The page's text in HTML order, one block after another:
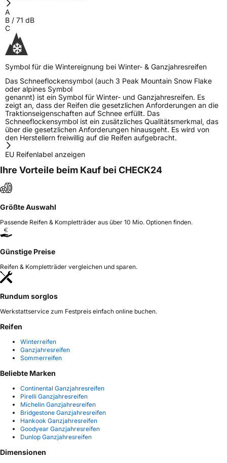
A
B / 71 dB
C
Symbol für die Wintereignung bei Winter- & Ganzjahresreifen
Das Schneeflockensymbol (auch 3 Peak Mountain Snow Flake
oder alpines Symbol
genannt) ist ein Symbol für Winter- und Ganzjahresreifen. Es
zeigt an, dass der Reifen die gesetzlichen Anforderungen an die
Traktionseigenschaften auf Schnee erfüllt. Das
Schneeflockensymbol ist ein zusätzliches Qualitätsmerkmal, das
über die gesetzlichen Anforderungen hinausgeht. Es wird von
den Herstellern freiwillig auf die Reifen aufgebracht.
EU Reifenlabel anzeigen
Ihre Vorteile beim Kauf bei CHECK24
Größte Auswahl
Passende Reifen & Kompletträder aus über 10 Mio. Optionen finden.
Günstige Preise
Reifen & Kompletträder vergleichen und sparen.
Rundum sorglos
Werkstattservice zum Festpreis einfach online buchen.
Reifen
Winterreifen
Ganzjahresreifen
Sommerreifen
Beliebte Marken
Continental Ganzjahresreifen
Pirelli Ganzjahresreifen
Michelin Ganzjahresreifen
Bridgestone Ganzjahresreifen
Hankook Ganzjahresreifen
Goodyear Ganzjahresreifen
Dunlop Ganzjahresreifen
Dimensionen